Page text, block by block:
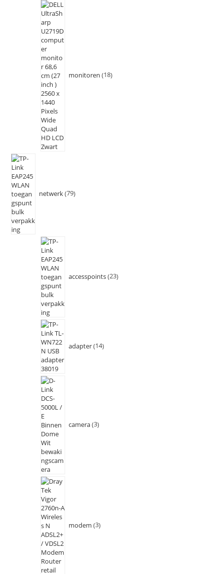
monitoren 18
netwerk 79
accesspoints 23
adapter 14
camera 3
modem 3